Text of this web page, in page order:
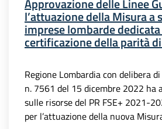
Approvazione delle Linee
l’attuazione della Misura a
imprese lombarde
certificazione della parità
Regione Lombardia con delibera
n. 7561 del 15 dicembre 2022 ha
sulle risorse del PR FSE+ 2021-
per l’attuazione della nuova